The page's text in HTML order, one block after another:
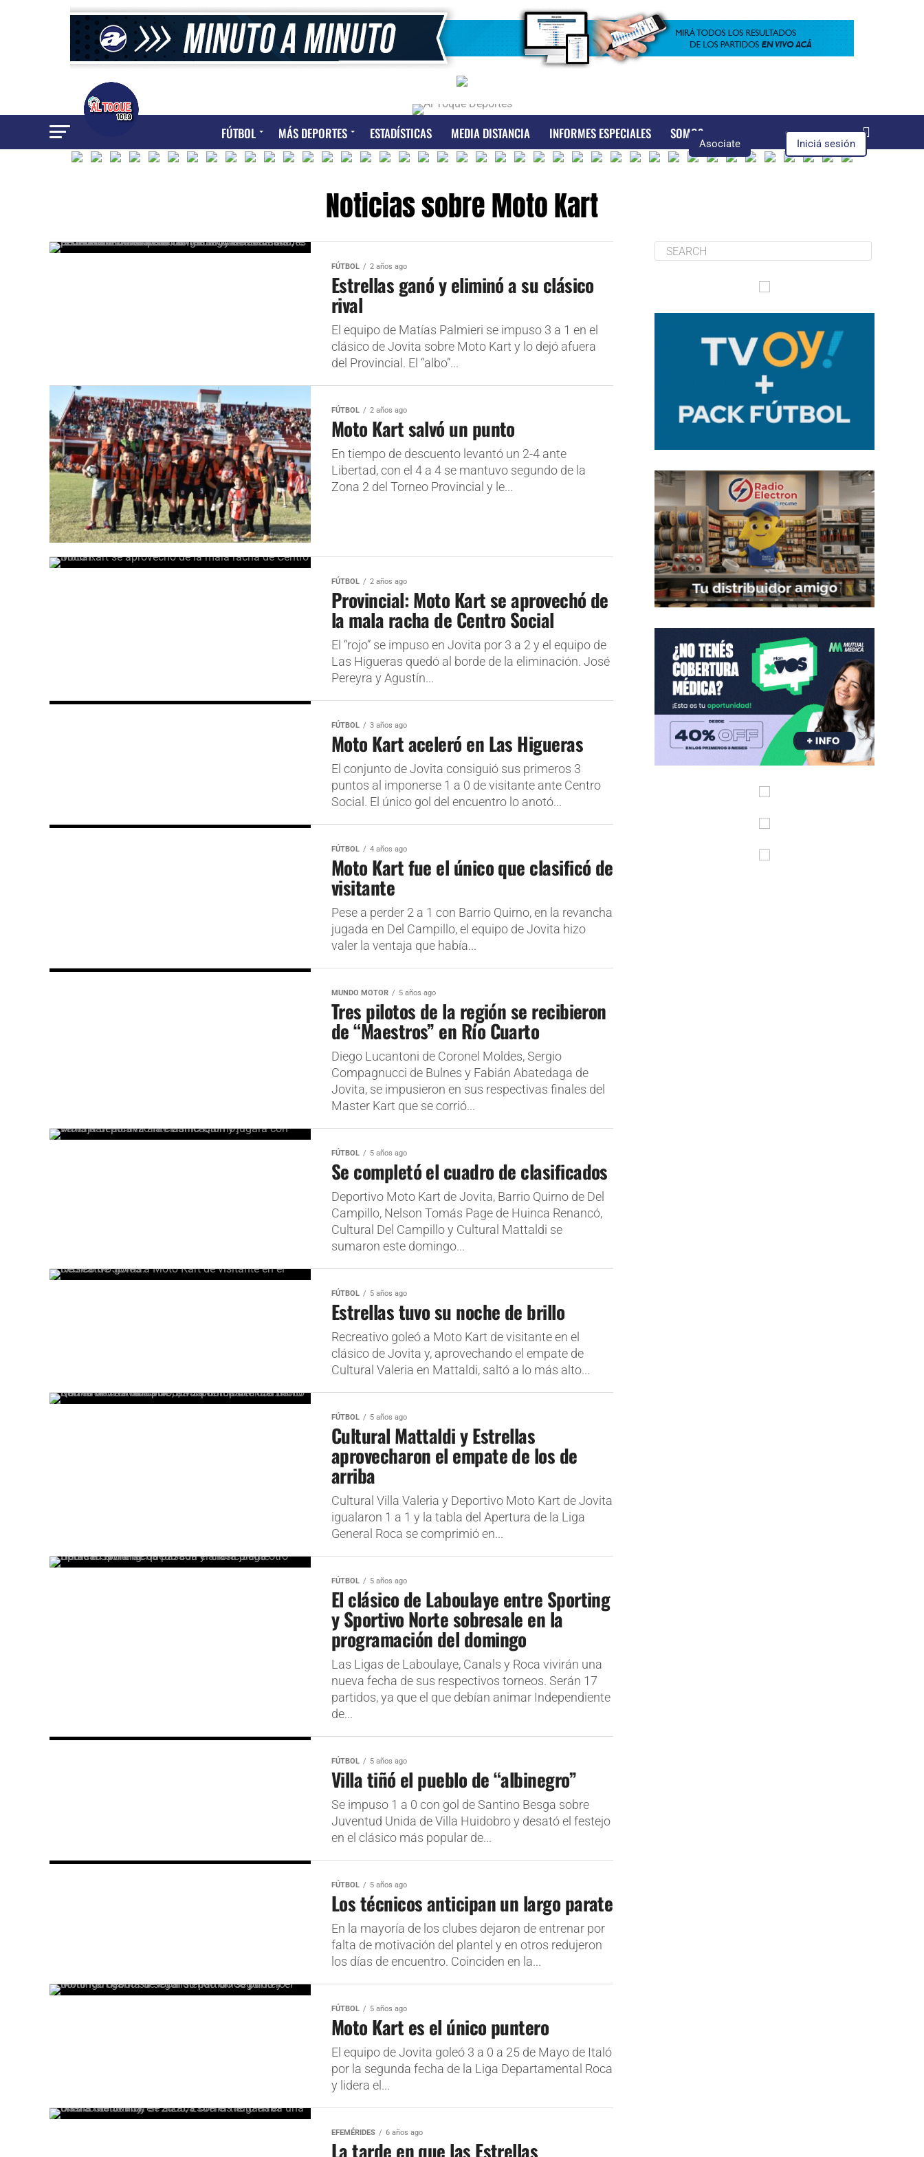
Asociate Iniciá sesión
FÚTBOL MÁS DEPORTES ESTADÍSTICAS MEDIA DISTANCIA INFORMES ESPECIALES SOMOS
Noticias sobre Moto Kart
FÚTBOL 2 años ago
Estrellas ganó y eliminó a su clásico
rival
El equipo de Matías Palmieri se impuso 3 a 1 en el
clásico de Jovita sobre Moto Kart y lo dejó afuera
del Provincial. El “albo”...
FÚTBOL 2 años ago
Moto Kart salvó un punto
En tiempo de descuento levantó un 2-4 ante
Libertad, con el 4 a 4 se mantuvo segundo de la
Zona 2 del Torneo Provincial y le...
FÚTBOL 2 años ago
Provincial: Moto Kart se aprovechó de
la mala racha de Centro Social
El “rojo” se impuso en Jovita por 3 a 2 y el equipo de
Las Higueras quedó al borde de la eliminación. José
Pereyra y Agustín...
FÚTBOL 3 años ago
Moto Kart aceleró en Las Higueras
El conjunto de Jovita consiguió sus primeros 3
puntos al imponerse 1 a 0 de visitante ante Centro
Social. El único gol del encuentro lo anotó...
FÚTBOL 4 años ago
Moto Kart fue el único que clasificó de
visitante
Pese a perder 2 a 1 con Barrio Quirno, en la revancha
jugada en Del Campillo, el equipo de Jovita hizo
valer la ventaja que había...
MUNDO MOTOR 5 años ago
Tres pilotos de la región se recibieron
de “Maestros” en Río Cuarto
Diego Lucantoni de Coronel Moldes, Sergio
Compagnucci de Bulnes y Fabián Abatedaga de
Jovita, se impusieron en sus respectivas finales del
Master Kart que se corrió...
FÚTBOL 5 años ago
Se completó el cuadro de clasificados
Deportivo Moto Kart de Jovita, Barrio Quirno de Del
Campillo, Nelson Tomás Page de Huinca Renancó,
Cultural Del Campillo y Cultural Mattaldi se
sumaron este domingo...
FÚTBOL 5 años ago
Estrellas tuvo su noche de brillo
Recreativo goleó a Moto Kart de visitante en el
clásico de Jovita y, aprovechando el empate de
Cultural Valeria en Mattaldi, saltó a lo más alto...
FÚTBOL 5 años ago
Cultural Mattaldi y Estrellas
aprovecharon el empate de los de
arriba
Cultural Villa Valeria y Deportivo Moto Kart de Jovita
igualaron 1 a 1 y la tabla del Apertura de la Liga
General Roca se comprimió en...
FÚTBOL 5 años ago
El clásico de Laboulaye entre Sporting
y Sportivo Norte sobresale en la
programación del domingo
Las Ligas de Laboulaye, Canals y Roca vivirán una
nueva fecha de sus respectivos torneos. Serán 17
partidos, ya que el que debían animar Independiente
de...
FÚTBOL 5 años ago
Villa tiñó el pueblo de “albinegro”
Se impuso 1 a 0 con gol de Santino Besga sobre
Juventud Unida de Villa Huidobro y desató el festejo
en el clásico más popular de...
FÚTBOL 5 años ago
Los técnicos anticipan un largo parate
En la mayoría de los clubes dejaron de entrenar por
falta de motivación del plantel y en otros redujeron
los días de encuentro. Coinciden en la...
FÚTBOL 5 años ago
Moto Kart es el único puntero
El equipo de Jovita goleó 3 a 0 a 25 de Mayo de Italó
por la segunda fecha de la Liga Departamental Roca
y lidera el...
EFEMÉRIDES 6 años ago
La tarde en que las Estrellas